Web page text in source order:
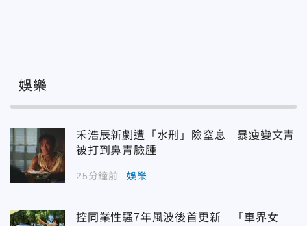
娛樂
禾浩辰新劇遭「水刑」險窒息 暴瘦變文青
被打到鼻青臉腫
25分鐘前 娛樂
控同業性騷7年風波後首更新 「車界女